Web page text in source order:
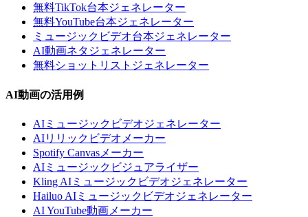
無料TikTok台本ジェネレーター
無料YouTube台本ジェネレーター
ミュージックビデオ台本ジェネレーター
AI動画ネタジェネレーター
無料ショットリストジェネレーター
AI動画の活用例
AIミュージックビデオジェネレーター
AIリリックビデオメーカー
Spotify Canvasメーカー
AIミュージックビジュアライザー
Kling AIミュージックビデオジェネレーター
Hailuo AIミュージックビデオジェネレーター
AI YouTube動画メーカー